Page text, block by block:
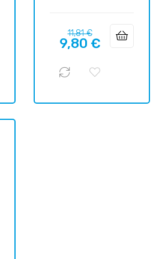
Precio
regular
11,81 €Precio
9,80 €